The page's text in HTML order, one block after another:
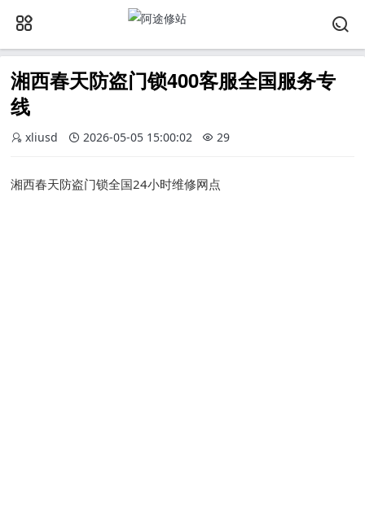
湘西春天防盗门锁400客服全国服务专
线
xliusd 2026-05-05 15:00:02 29
湘西春天防盗门锁全国24小时维修网点